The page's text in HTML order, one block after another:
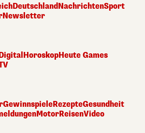
DeutschlandNachrichtenSport
Newsletter
HoroskopHeute Games
GewinnspieleRezepteGesundheit
MotorReisenVideo